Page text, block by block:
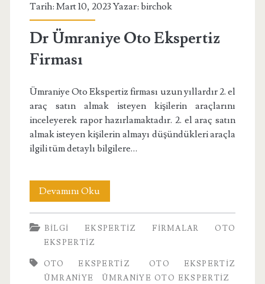
Tarih: Mart 10, 2023 Yazar: birchok
Dr Ümraniye Oto Ekspertiz
Firması
Ümraniye Oto Ekspertiz firması uzun yıllardır 2. el
araç satın almak isteyen kişilerin araçlarını
inceleyerek rapor hazırlamaktadır. 2. el araç satın
almak isteyen kişilerin almayı düşündükleri araçla
ilgili tüm detaylı bilgilere…
Devamını OkuDr
Ümraniye
Oto
Firması
BILGI EKSPERTIZ FIRMALAR
OTO
EKSPERTIZ
OTO EKSPERTIZ
OTO EKSPERTIZ
ÜMRANIYE
ÜMRANIYE OTO EKSPERTIZ